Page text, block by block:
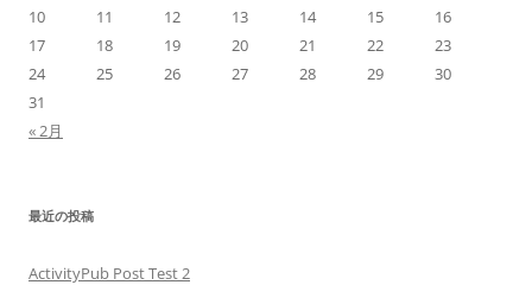
10
11 12 13 14 15
16
17
18 19 20 21 22
23
24
25 26 27 28 29
30
31
« 2月
最近の投稿
ActivityPub Post Test 2